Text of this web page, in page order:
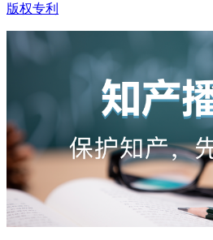
版权专利